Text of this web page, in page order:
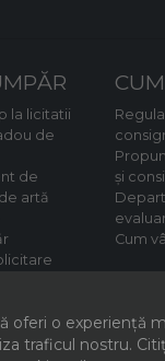
la licitatii
de
de
artă
și
Cum
oferi o experiență
traficul nostru.